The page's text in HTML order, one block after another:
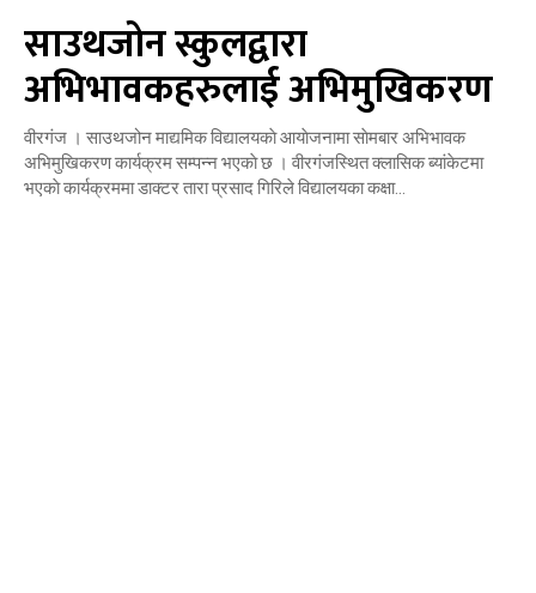
साउथजोन स्कुलद्वारा
अभिभावकहरुलाई अभिमुखिकरण
वीरगंज । साउथजोन माद्यमिक विद्यालयकाे आयाेजनामा साेमबार अभिभावक
अभिमुखिकरण कार्यक्रम सम्पन्न भएकाे छ । वीरगंजस्थित क्लासिक ब्यांकेटमा
भएकाे कार्यक्रममा डाक्टर तारा प्रसाद गिरिले विद्यालयका कक्षा...